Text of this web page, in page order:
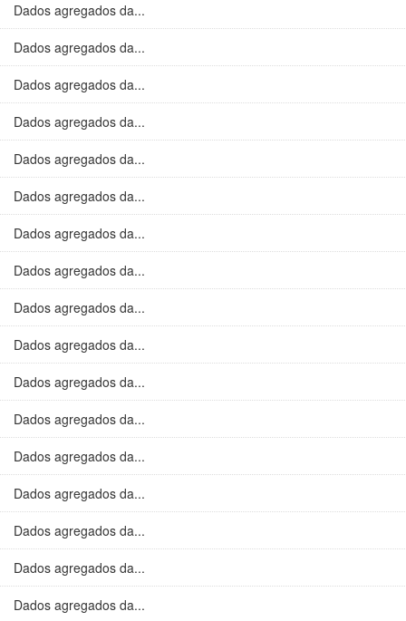
Dados agregados da...
Dados agregados da...
Dados agregados da...
Dados agregados da...
Dados agregados da...
Dados agregados da...
Dados agregados da...
Dados agregados da...
Dados agregados da...
Dados agregados da...
Dados agregados da...
Dados agregados da...
Dados agregados da...
Dados agregados da...
Dados agregados da...
Dados agregados da...
Dados agregados da...